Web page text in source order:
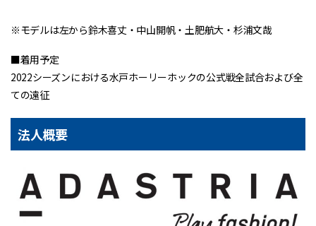
※モデルは左から鈴木喜丈・中山開帆・土肥航大・杉浦文哉
■着用予定
2022シーズンにおける水戸ホーリーホックの公式戦全試合および全
ての遠征
法人概要